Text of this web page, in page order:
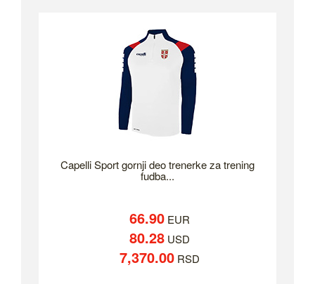
Capelli Sport gornji deo trenerke za trening
fudba...
66.90EUR
80.28USD
7,370.00RSD